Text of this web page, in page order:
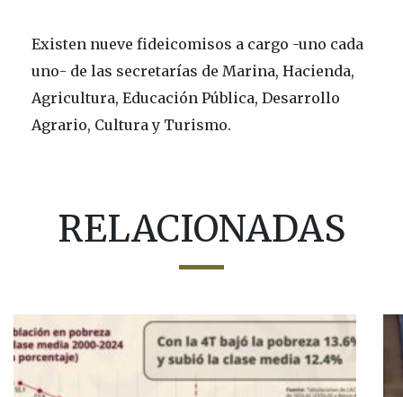
Existen nueve fideicomisos a cargo -uno cada
uno- de las secretarías de Marina, Hacienda,
Agricultura, Educación Pública, Desarrollo
Agrario, Cultura y Turismo.
RELACIONADAS